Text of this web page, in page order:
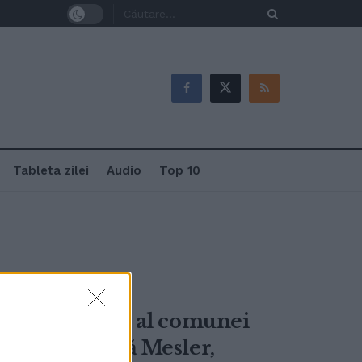
Tableta zilei Audio Top 10
primar al comunei
Petrică Mesler,